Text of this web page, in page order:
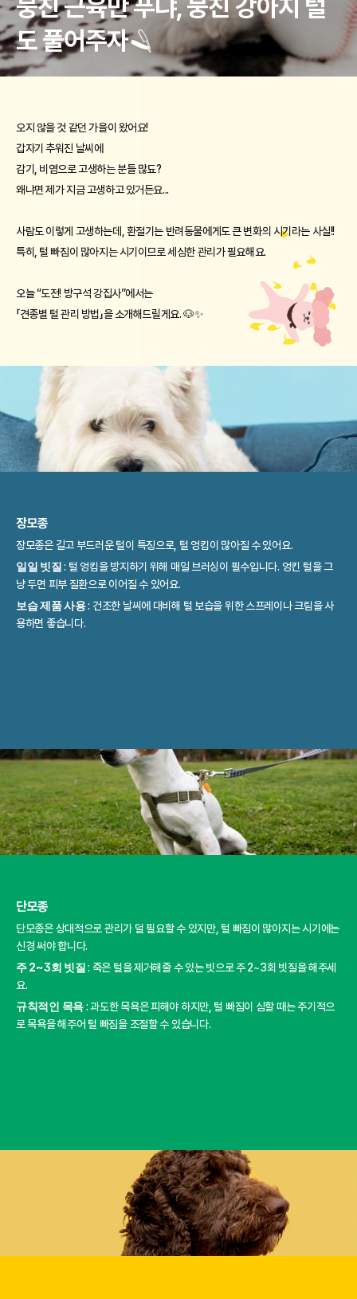
뭉친 근육만 푸냐, 뭉친 강아지 털
도 풀어주자🪒
오지 않을 것 같던 가을이 왔어요!
갑자기 추워진 날씨에
감기, 비염으로 고생하는 분들 많됴?
왜냐면 제가 지금 고생하고 있거든요...
사람도 이렇게 고생하는데, 환절기는 반려동물에게도 큰 변화의 시기라는 사실!!
특히, 털 빠짐이 많아지는 시기이므로 세심한 관리가 필요해요.
오늘 “도전! 방구석 강집사”에서는
「견종별 털 관리 방법」을 소개해드릴게요. 🐶✨
장모종
장모종은 길고 부드러운 털이 특징으로, 털 엉킴이 많아질 수 있어요.
일일 빗질 : 털 엉킴을 방지하기 위해 매일 브러싱이 필수입니다. 엉킨 털을 그
냥 두면 피부 질환으로 이어질 수 있어요.
보습 제품 사용 : 건조한 날씨에 대비해 털 보습을 위한 스프레이나 크림을 사
용하면 좋습니다.
단모종
단모종은 상대적으로 관리가 덜 필요할 수 있지만, 털 빠짐이 많아지는 시기에는
신경 써야 합니다.
주 2~3회 빗질 : 죽은 털을 제거해줄 수 있는 빗으로 주 2~3회 빗질을 해주세
요.
규칙적인 목욕 : 과도한 목욕은 피해야 하지만, 털 빠짐이 심할 때는 주기적으
로 목욕을 해주어 털 빠짐을 조절할 수 있습니다.